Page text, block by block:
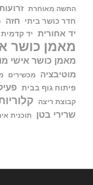
התשה מאוחרת
חדר כושר ביתי חזה
יד אחורית יד קדמית
מאמן כושר
מאמן כושר אישי
מוטיבציה מכשירים
פיתוח גוף בבית
קבוצת ריצה
שרירי בטן תוכנית